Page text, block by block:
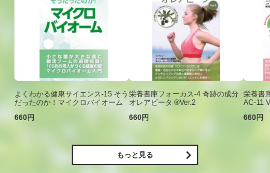
よくわかる健康サイエンス-15 そう
だったのか！マイクロバイオーム
660円
栄養書庫フォーカス-4 奇跡の成分
オレアビータ ®Ver.2
660円
栄養書
AC-11
660円
もっと見る